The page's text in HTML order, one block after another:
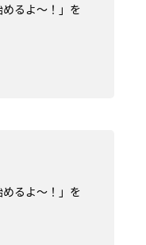
るよ～！」を
るよ～！」を